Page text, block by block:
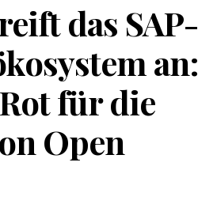
das SAP-
an:
für die
Open